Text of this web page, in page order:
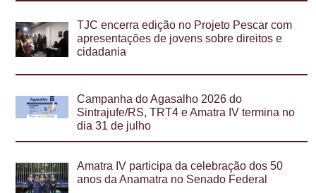
TJC encerra edição no Projeto Pescar com
apresentações de jovens sobre direitos e
cidadania
Campanha do Agasalho 2026 do
Sintrajufe/RS, TRT4 e Amatra IV termina no
dia 31 de julho
Amatra IV participa da celebração dos 50
anos da Anamatra no Senado Federal